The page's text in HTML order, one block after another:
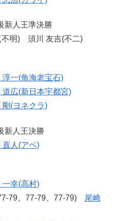
新人王準決勝
明) 須川 友吉(不二)
淳一(角海老宝石)
道広(新日本宇都宮)
剛(ヨネクラ)
新人王決勝
直人(アベ)
一幸(高村)
79、77-79、77-79)
尾崎